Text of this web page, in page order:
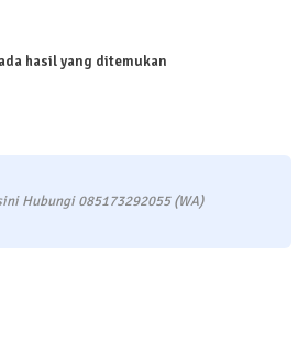
hasil yang ditemukan
Hubungi 085173292055 (WA)